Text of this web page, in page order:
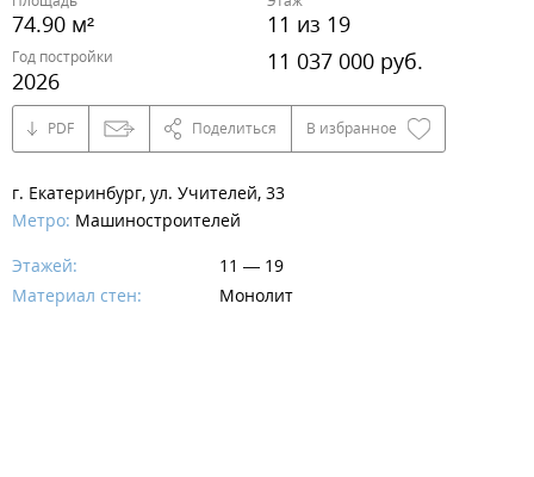
74.90 м² 11 из 19
Год постройки
2026
11 037 000 руб.
PDF Поделиться В избранное
г. Екатеринбург, ул. Учителей, 33
Метро: Машиностроителей
Этажей:
11 — 19
Материал стен:
Монолит